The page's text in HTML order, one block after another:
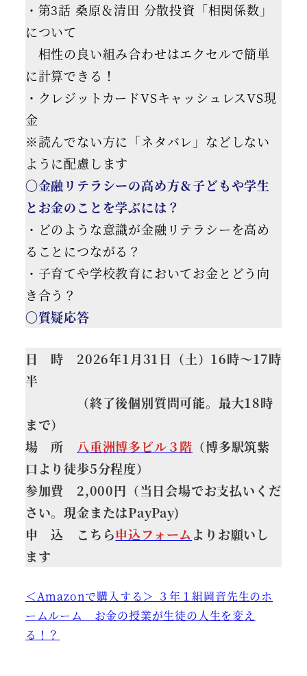
・第3話 桑原＆清田 分散投資「相関係数」
について
相性の良い組み合わせはエクセルで簡単
に計算できる！
・クレジットカードVSキャッシュレスVS現
金
※読んでない方に「ネタバレ」などしない
ように配慮します
〇金融リテラシーの高め方＆子どもや学生
とお金のことを学ぶには？
・どのような意識が金融リテラシーを高め
ることにつながる？
・子育てや学校教育においてお金とどう向
き合う？
〇質疑応答
日 時 2026年1月31日（土）16時～17時
半
（終了後個別質問可能。最大18時
まで）
場 所 八重洲博多ビル３階 （博多駅筑紫
口より徒歩5分程度）
参加費 2,000円（当日会場でお支払いくだ
さい。現金またはPayPay)
申 込 こちら申込フォーム よりお願いし
ます
＜Amazonで購入する＞ ３年１組岡音先生のホ
ームルーム お金の授業が生徒の人生を変え
る！？